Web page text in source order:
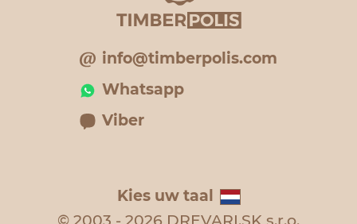
info@timberpolis.com
Whatsapp
Viber
Kies uw taal